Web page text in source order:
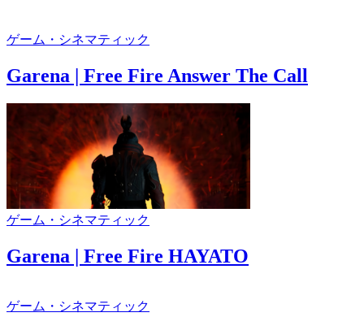
ゲーム・シネマティック
Garena | Free Fire Answer The Call
ゲーム・シネマティック
Garena | Free Fire HAYATO
ゲーム・シネマティック